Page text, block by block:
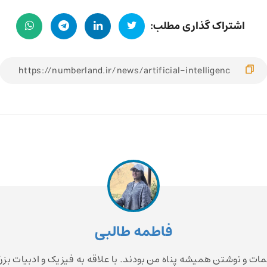
اشتراک گذاری مطلب:
فاطمه طالبی
و نوشتن همیشه پناه من بودند. با علاقه به فیزیک و ادبیات